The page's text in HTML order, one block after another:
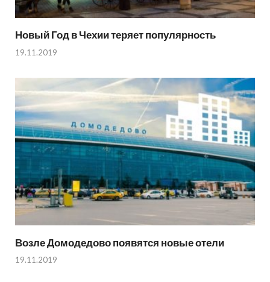
Новый Год в Чехии теряет популярность
19.11.2019
Возле Домодедово появятся новые отели
19.11.2019